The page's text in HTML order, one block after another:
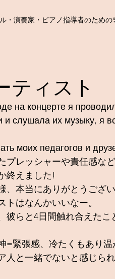
演奏家・ピアノ指導者のための
ティスト
на концерте я
и слушала их музыку, я
моих педагогов и
プレッシャーや責任感な
終えました!
、本当にありがとうござ
はなんかいいなー。
彼らと4日間触れ合えた
=緊張感、冷たくもあり温
と一緒でないと感じら